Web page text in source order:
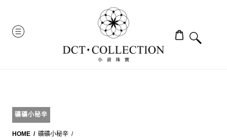
content
MENU
礦礦小秘辛
HOME
礦礦小秘辛